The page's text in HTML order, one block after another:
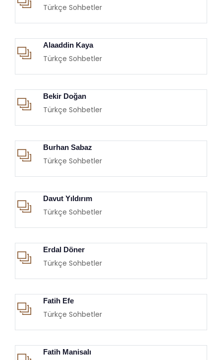
Türkçe Sohbetler
Alaaddin Kaya
Türkçe Sohbetler
Bekir Doğan
Türkçe Sohbetler
Burhan Sabaz
Türkçe Sohbetler
Davut Yıldırım
Türkçe Sohbetler
Erdal Döner
Türkçe Sohbetler
Fatih Efe
Türkçe Sohbetler
Fatih Manisalı